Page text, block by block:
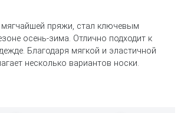
пряжи, стал ключевым
осень-зима. Отлично подходит к
Благодаря мягкой и эластичной
несколько вариантов носки.